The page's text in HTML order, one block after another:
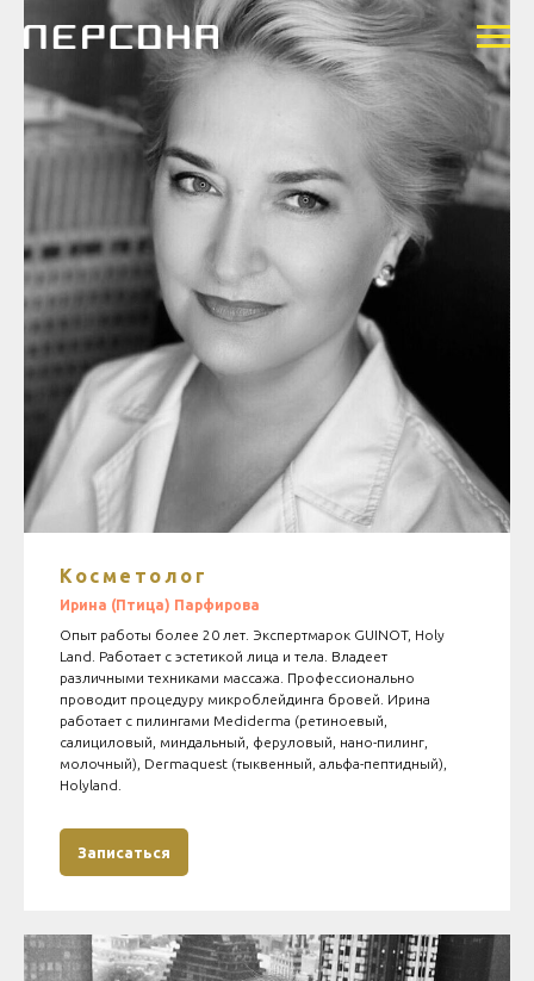
Косметолог
Ирина (Птица) Парфирова
Опыт работы более 20 лет. Экспертмарок GUINOT, Holy
Land. Работает с эстетикой лица и тела. Владеет
различными техниками массажа. Профессионально
проводит процедуру микроблейдинга бровей. Ирина
работает с пилингами Mediderma (ретиноевый,
салициловый, миндальный, феруловый, нано-пилинг,
молочный), Dermaquest (тыквенный, альфа-пептидный),
Holyland.
Записаться